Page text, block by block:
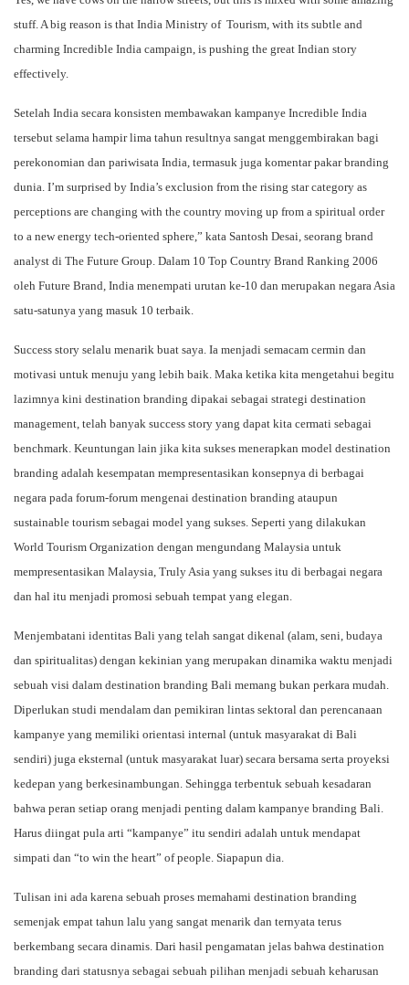
stuff. A big reason is that India Ministry of Tourism, with its subtle and
charming Incredible India campaign, is pushing the great Indian story
effectively.
Setelah India secara konsisten membawakan kampanye Incredible India
tersebut selama hampir lima tahun resultnya sangat menggembirakan bagi
perekonomian dan pariwisata India, termasuk juga komentar pakar branding
dunia. I’m surprised by India’s exclusion from the rising star category as
perceptions are changing with the country moving up from a spiritual order
to a new energy tech-oriented sphere,” kata Santosh Desai, seorang brand
analyst di The Future Group. Dalam 10 Top Country Brand Ranking 2006
oleh Future Brand, India menempati urutan ke-10 dan merupakan negara Asia
satu-satunya yang masuk 10 terbaik.
Success story selalu menarik buat saya. Ia menjadi semacam cermin dan
motivasi untuk menuju yang lebih baik. Maka ketika kita mengetahui begitu
lazimnya kini destination branding dipakai sebagai strategi destination
management, telah banyak success story yang dapat kita cermati sebagai
benchmark. Keuntungan lain jika kita sukses menerapkan model destination
branding adalah kesempatan mempresentasikan konsepnya di berbagai
negara pada forum-forum mengenai destination branding ataupun
sustainable tourism sebagai model yang sukses. Seperti yang dilakukan
World Tourism Organization dengan mengundang Malaysia untuk
mempresentasikan Malaysia, Truly Asia yang sukses itu di berbagai negara
dan hal itu menjadi promosi sebuah tempat yang elegan.
Menjembatani identitas Bali yang telah sangat dikenal (alam, seni, budaya
dan spiritualitas) dengan kekinian yang merupakan dinamika waktu menjadi
sebuah visi dalam destination branding Bali memang bukan perkara mudah.
Diperlukan studi mendalam dan pemikiran lintas sektoral dan perencanaan
kampanye yang memiliki orientasi internal (untuk masyarakat di Bali
sendiri) juga eksternal (untuk masyarakat luar) secara bersama serta proyeksi
kedepan yang berkesinambungan. Sehingga terbentuk sebuah kesadaran
bahwa peran setiap orang menjadi penting dalam kampanye branding Bali.
Harus diingat pula arti “kampanye” itu sendiri adalah untuk mendapat
simpati dan “to win the heart” of people. Siapapun dia.
Tulisan ini ada karena sebuah proses memahami destination branding
semenjak empat tahun lalu yang sangat menarik dan ternyata terus
berkembang secara dinamis. Dari hasil pengamatan jelas bahwa destination
branding dari statusnya sebagai sebuah pilihan menjadi sebuah keharusan